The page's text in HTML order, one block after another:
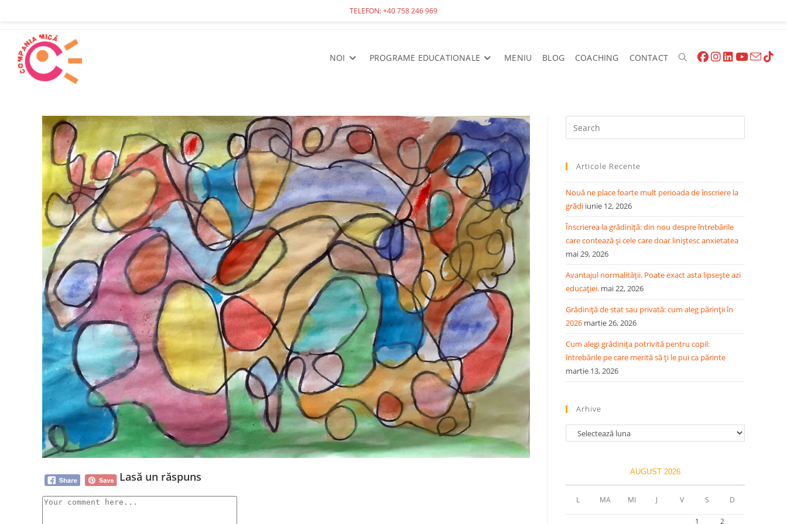
TELEFON: +40 758 246 969
NOI PROGRAME EDUCATIONALE MENIU BLOG COACHING CONTACT
Lasă un răspuns
Articole Recente
Nouă ne place foarte mult perioada de înscriere la
grădi iunie 12, 2026
Înscrierea la grădiniță: din nou despre întrebările
care contează și cele care doar liniștesc anxietatea
mai 29, 2026
Avantajul normalității. Poate exact asta lipsește azi
educației. mai 22, 2026
Grădiniță de stat sau privată: cum aleg părinții în
2026 martie 26, 2026
Cum alegi grădinița potrivită pentru copil:
întrebările pe care merită să ți le pui ca părinte
martie 13, 2026
Arhive
AUGUST 2026
L MA MI J V S D
1 2